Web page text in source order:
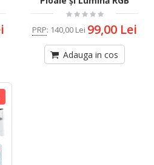
PRP: 140,00 Lei 99,00 Lei
Adauga in cos